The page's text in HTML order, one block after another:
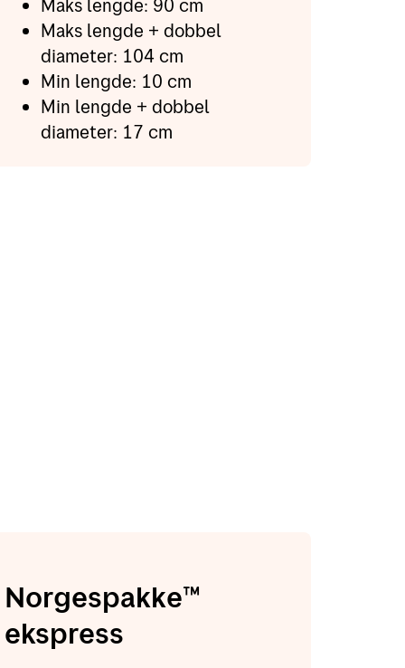
Maks lengde: 90 cm
Maks lengde + dobbel
diameter: 104 cm
Min lengde: 10 cm
Min lengde + dobbel
diameter: 17 cm
Norgespakke™
ekspress